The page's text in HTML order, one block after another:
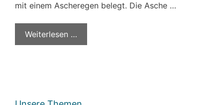
mit einem Ascheregen belegt. Die Asche …
Weiterlesen …